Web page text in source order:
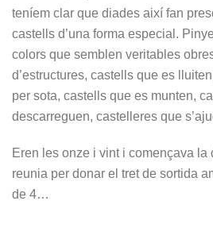
teníem clar que diades així fan
castells d’una forma especial.
colors que semblen veritables
d’estructures, castells que es
per sota, castells que es munten,
descarreguen, castelleres que
Eren les onze i vint i començava la
reunia per donar el tret de sortida
de 4…